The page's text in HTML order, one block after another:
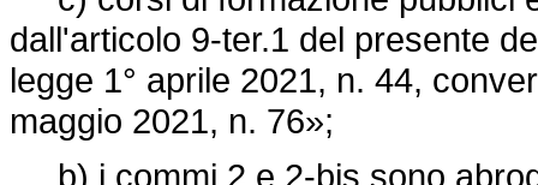
dall'articolo 9-ter.1 del presente
legge 1° aprile 2021, n. 44,
maggio 2021, n. 76»;
b) i commi 2 e 2-bis sono